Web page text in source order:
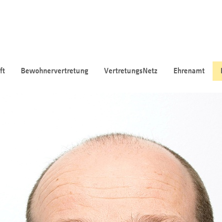
Bewohnervertretung VertretungsNetz Ehrenamt